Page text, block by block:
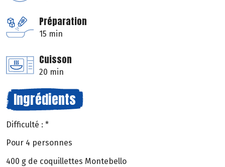
Préparation
15 min
Cuisson
20 min
Ingrédients
Difficulté : *
Pour 4 personnes
400 g de coquillettes Montebello